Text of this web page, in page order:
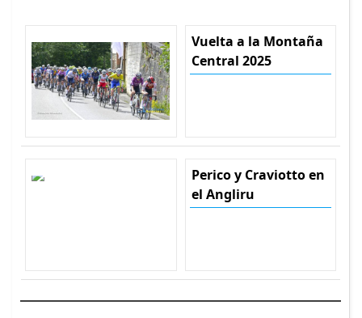
Vuelta a la Montaña
Central 2025
Perico y Craviotto en
el Angliru